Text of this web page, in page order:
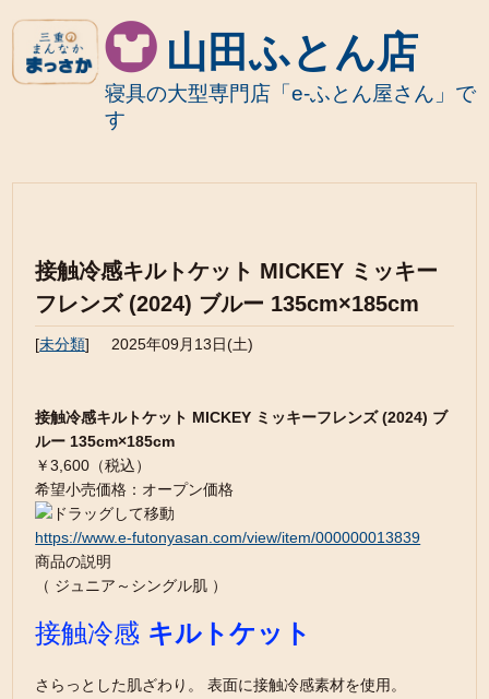
山田ふとん店
寝具の大型専門店「e-ふとん屋さん」で
す
接触冷感キルトケット MICKEY ミッキー
フレンズ (2024) ブルー 135cm×185cm
[未分類] 2025年09月13日(土)
接触冷感キルトケット MICKEY ミッキーフレンズ (2024) ブ
ルー 135cm×185cm
￥3,600（税込）
希望小売価格：オープン価格
https://www.e-futonyasan.com/view/item/000000013839
商品の説明
（ ジュニア～シングル肌 ）
接触冷感 キルトケット
さらっとした肌ざわり。 表面に接触冷感素材を使用。